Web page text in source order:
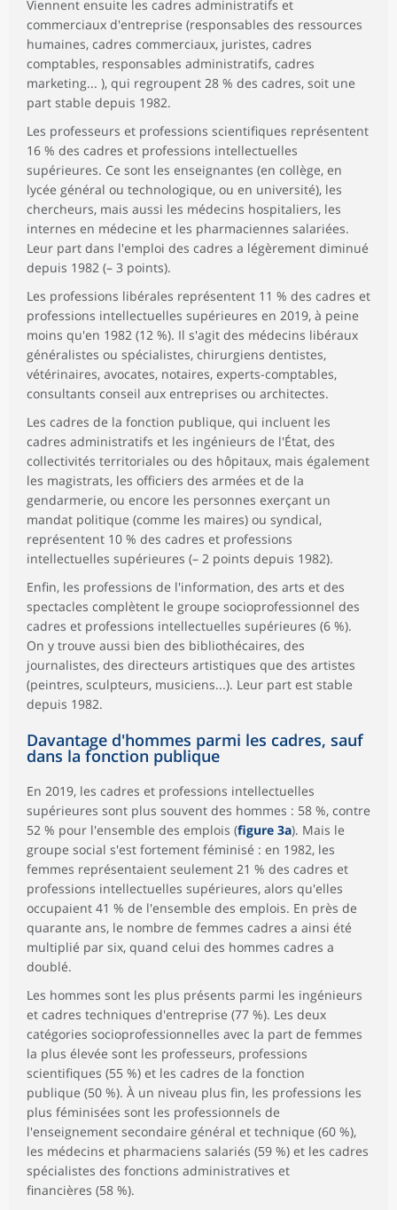
Viennent ensuite les cadres administratifs et
commerciaux d'entreprise (responsables des ressources
humaines, cadres commerciaux, juristes, cadres
comptables, responsables administratifs, cadres
marketing... ), qui regroupent 28 % des cadres, soit une
part stable depuis 1982.
Les professeurs et professions scientifiques représentent
16 % des cadres et professions intellectuelles
supérieures. Ce sont les enseignantes (en collège, en
lycée général ou technologique, ou en université), les
chercheurs, mais aussi les médecins hospitaliers, les
internes en médecine et les pharmaciennes salariées.
Leur part dans l'emploi des cadres a légèrement diminué
depuis 1982 (– 3 points).
Les professions libérales représentent 11 % des cadres et
professions intellectuelles supérieures en 2019, à peine
moins qu'en 1982 (12 %). Il s'agit des médecins libéraux
généralistes ou spécialistes, chirurgiens dentistes,
vétérinaires, avocates, notaires, experts-comptables,
consultants conseil aux entreprises ou architectes.
Les cadres de la fonction publique, qui incluent les
cadres administratifs et les ingénieurs de l'État, des
collectivités territoriales ou des hôpitaux, mais également
les magistrats, les officiers des armées et de la
gendarmerie, ou encore les personnes exerçant un
mandat politique (comme les maires) ou syndical,
représentent 10 % des cadres et professions
intellectuelles supérieures (– 2 points depuis 1982).
Enfin, les professions de l'information, des arts et des
spectacles complètent le groupe socioprofessionnel des
cadres et professions intellectuelles supérieures (6 %).
On y trouve aussi bien des bibliothécaires, des
journalistes, des directeurs artistiques que des artistes
(peintres, sculpteurs, musiciens...). Leur part est stable
depuis 1982.
Davantage d'hommes parmi les cadres, sauf
dans la fonction publique
En 2019, les cadres et professions intellectuelles
supérieures sont plus souvent des hommes : 58 %, contre
52 % pour l'ensemble des emplois (figure 3a). Mais le
groupe social s'est fortement féminisé : en 1982, les
femmes représentaient seulement 21 % des cadres et
professions intellectuelles supérieures, alors qu'elles
occupaient 41 % de l'ensemble des emplois. En près de
quarante ans, le nombre de femmes cadres a ainsi été
multiplié par six, quand celui des hommes cadres a
doublé.
Les hommes sont les plus présents parmi les ingénieurs
et cadres techniques d'entreprise (77 %). Les deux
catégories socioprofessionnelles avec la part de femmes
la plus élevée sont les professeurs, professions
scientifiques (55 %) et les cadres de la fonction
publique (50 %). À un niveau plus fin, les professions les
plus féminisées sont les professionnels de
l'enseignement secondaire général et technique (60 %),
les médecins et pharmaciens salariés (59 %) et les cadres
spécialistes des fonctions administratives et
financières (58 %).